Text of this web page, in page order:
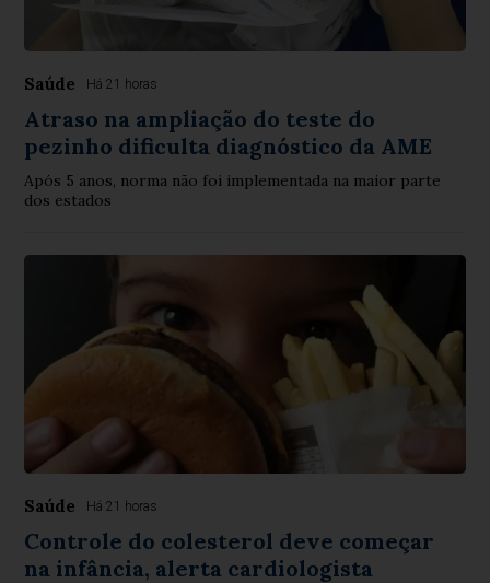
Saúde Há 21 horas
Atraso na ampliação do teste do
pezinho dificulta diagnóstico da AME
Após 5 anos, norma não foi implementada na maior parte
dos estados
Saúde Há 21 horas
Controle do colesterol deve começar
na infância, alerta cardiologista